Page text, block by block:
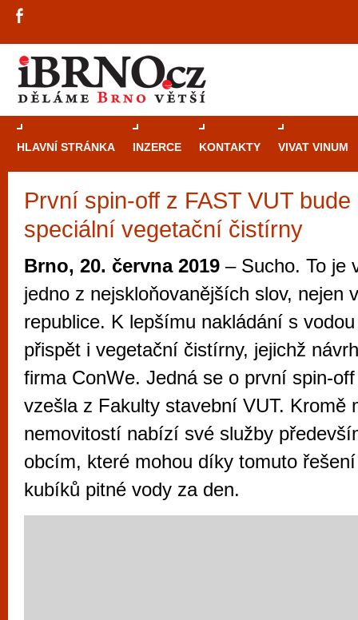
HLAVNÍ STRÁNKA INZERCE KONTAKTY VIVAT VINUM
První spin-off z FAST VUT bude
speciální vegetační čistírny
Brno, 20. června 2019 – Sucho. To je
jedno z nejskloňovanějších slov, nejen
republice. K lepšímu nakládání s
přispět i vegetační čistírny, jejichž
firma ConWe. Jedná se o první spin-
vzešla z Fakulty stavební VUT. Kromě
nemovitostí nabízí své služby
obcím, které mohou díky tomuto
kubíků pitné vody za den.
Průvodce
Brně: Od
Brno je
zajímavé
restaurace,
Mimo jiné je ale také místem, kde si
vyzkoušet různé kasinové hry. V
metropoli naleznete širokou nabídku her
po moderní automaty jak pro pravidelné
příležitostné hráče. V...